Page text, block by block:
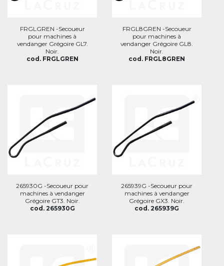
FRGLGREN -Secoueur
pour machines à
vendanger Grégoire GL7.
Noir.
cod. FRGLGREN
FRGL8GREN -Secoueur
pour machines à
vendanger Grégoire GL8.
Noir.
cod. FRGL8GREN
265930G -Secoueur pour
machines à vendanger
Grégoire GT3. Noir.
cod. 265930G
265939G -Secoueur pour
machines à vendanger
Grégoire GX3. Noir.
cod. 265939G